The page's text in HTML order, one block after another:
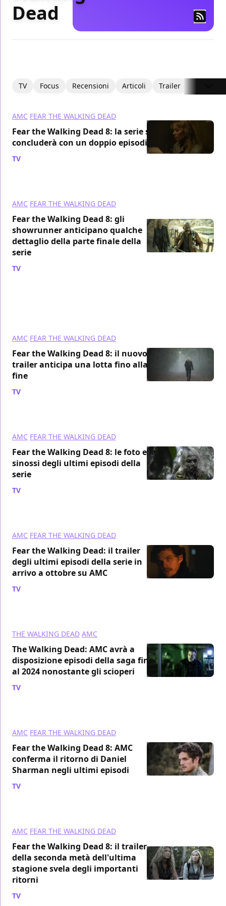
Dead
TV Focus Recensioni Articoli Trailer
AMC FEAR THE WALKING DEAD
Fear the Walking Dead 8: la serie si
concluderà con un doppio episodio
TV
AMC FEAR THE WALKING DEAD
Fear the Walking Dead 8: gli
showrunner anticipano qualche
dettaglio della parte finale della
serie
TV
AMC FEAR THE WALKING DEAD
Fear the Walking Dead 8: il nuovo
trailer anticipa una lotta fino alla
fine
TV
AMC FEAR THE WALKING DEAD
Fear the Walking Dead 8: le foto e la
sinossi degli ultimi episodi della
serie
TV
AMC FEAR THE WALKING DEAD
Fear the Walking Dead: il trailer
degli ultimi episodi della serie in
arrivo a ottobre su AMC
TV
THE WALKING DEAD AMC
The Walking Dead: AMC avrà a
disposizione episodi della saga fino
al 2024 nonostante gli scioperi
TV
AMC FEAR THE WALKING DEAD
Fear the Walking Dead 8: AMC
conferma il ritorno di Daniel
Sharman negli ultimi episodi
TV
AMC FEAR THE WALKING DEAD
Fear the Walking Dead 8: il trailer
della seconda metà dell'ultima
stagione svela degli importanti
ritorni
TV